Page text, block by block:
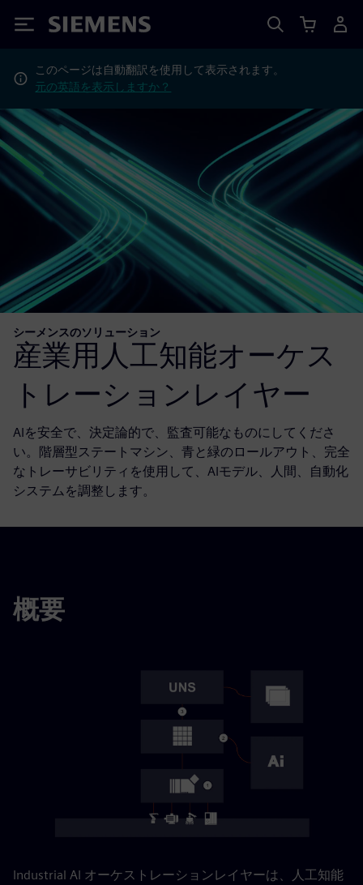
Siemens
このページは自動翻訳を使用して表示されます。
元の英語を表示しますか？
シーメンスのソリューション
産業用人工知能オーケス
トレーションレイヤー
AIを安全で、決定論的で、監査可能なものにしてくださ
い。階層型ステートマシン、青と緑のロールアウト、完全
なトレーサビリティを使用して、AIモデル、人間、自動化
システムを調整します。
概要
Industrial AI オーケストレーションレイヤーは、人工知能